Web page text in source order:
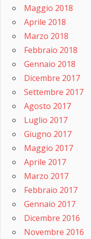
Maggio 2018
Aprile 2018
Marzo 2018
Febbraio 2018
Gennaio 2018
Dicembre 2017
Settembre 2017
Agosto 2017
Luglio 2017
Giugno 2017
Maggio 2017
Aprile 2017
Marzo 2017
Febbraio 2017
Gennaio 2017
Dicembre 2016
Novembre 2016